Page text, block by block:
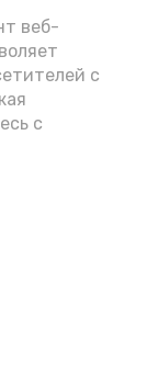
веб-
с
с
рублей за
Думы